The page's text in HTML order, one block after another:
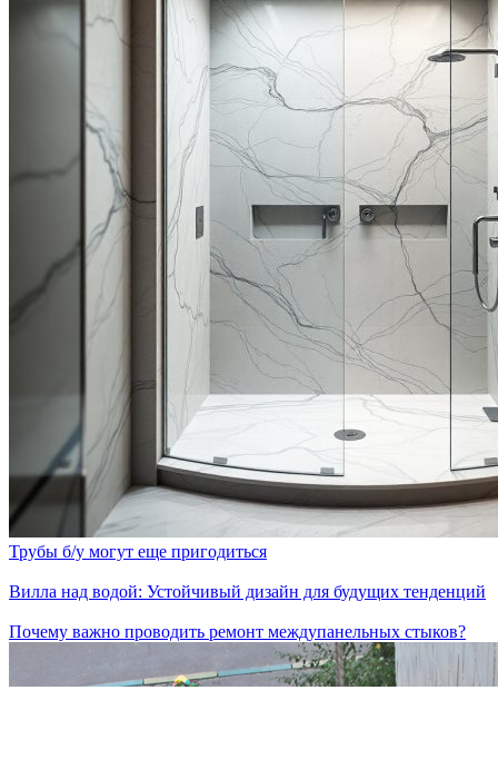
Трубы б/у могут еще пригодиться
Вилла над водой: Устойчивый дизайн для будущих тенденций
Почему важно проводить ремонт междупанельных стыков?